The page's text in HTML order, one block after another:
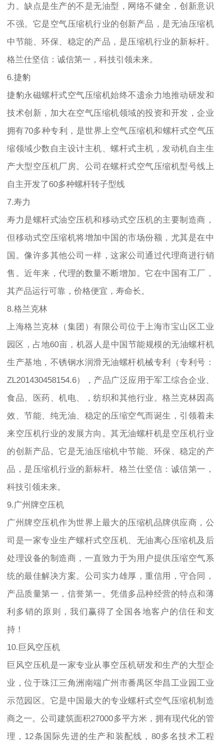
力。缺点是生产的不是无油型，网络不健全，创新意识
不强。它是空气压缩机行业的创新产品，是无油压缩机
中节能、环保、稳定的产品，是压缩机行业的新标杆。
格兰仕坚信：诚信第一，科技引领未来。
6.捷豹
捷豹永磁螺杆式空气压缩机始终不遗余力地推动研发和
技术创新，加大在空气压缩机领域的投资和开发，企业
拥有70多种专利，是世界上空气压缩机和螺杆式空气压
缩领域少数自主设计主机、螺杆式主机，发动机自主生
产大型空压机厂房。公司在螺杆式空气压缩机型号线上
自主开发了60多种螺杆转子型线
7.寿力
寿力是螺杆式油空压机和移动式空压机的主要制造商，
但移动式空压缩机将增加中国的市场份额，尤其是在中
国。像许多其他公司一样，这家公司通过代理商进行销
售。近年来，代理的数量不断增加。它在中国有工厂，
其产品运行可靠，价格便宜，寿命长。
8.格兰克林
上海格兰克林（集团）有限公司位于上海市宝山区工业
园区，占地60亩，机器人是中国节能规模的无油螺杆机
生产基地，不锈钢水润滑无油螺杆机械专利（专利号：
ZL201430458154.6），产品广泛应用于军工综合企业、
食品、医药、机电、，纺织和其他行业。格兰克林因高
效、节能、纯无油、稳定的压缩空气而诞生，引领着未
来空压机行业的发展方向。其无油螺杆机是空压机行业
的创新产品。它是无油压缩机中节能、环保、稳定的产
品，是压缩机行业的新标杆。格兰仕坚信：诚信第一，
科技引领未来。
9.广州牌空压机
广州牌空压机作为世界上最大的压缩机品牌供应商，公
司是一家专业生产螺杆式空压机、无油离心压缩机及后
处理设备的制造商，一直致力于为用户提供压缩空气系
统的最佳解决方案。公司实力雄厚，重信用，守合同，
产品质量第一，信誉第一。凭借多品种经营的特点和薄
利多销的原则，我们赢得了全国各地客户的信任和支
持！
10.巨风空压机
巨风空压机是一家专业从事空压机研发和生产的大型企
业，位于珠江三角洲南端广州市番禺区华昌工业园工业
示范园区。它是中国最大的专业螺杆式空气压缩机制造
商之一。公司建筑面积27000多平方米，拥有现代化的管
理，12条国际先进的生产和装配线，80多名技术工程